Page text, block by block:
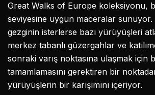
Great Walks of Europe koleksiyonu,
seviyesine uygun maceralar
gezginin isterlerse bazı yürüyüşleri
merkez tabanlı güzergahlar ve
sonraki varış noktasına ulaşmak için
tamamlamasını gerektiren bir
yürüyüşlerin bir karışımını içeriyor.